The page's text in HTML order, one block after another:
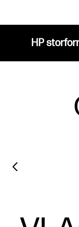
HP
Previous slide